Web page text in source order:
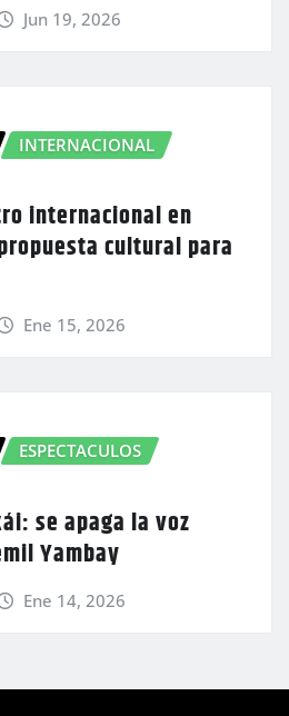
Jun 19, 2026
INTERNACIONAL
internacional en
cultural para
Ene 15, 2026
ESPECTACULOS
se apaga la voz
Yambay
Ene 14, 2026